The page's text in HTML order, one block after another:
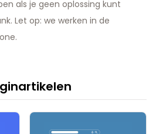
als je geen oplossing kunt
Let op: we werken in de